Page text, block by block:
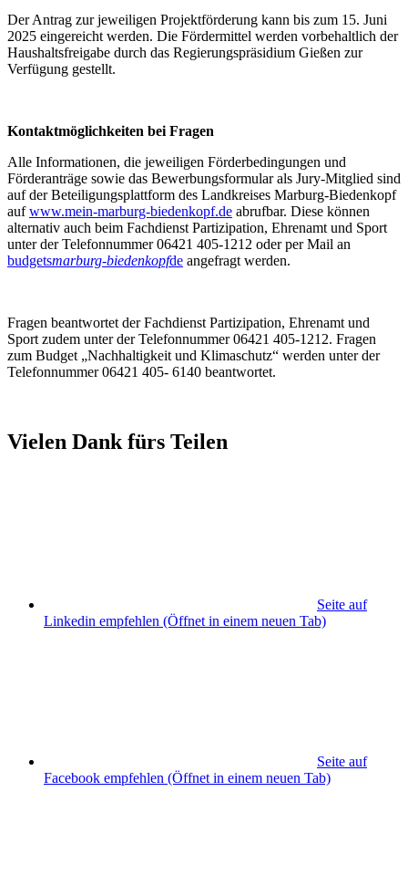
Der Antrag zur jeweiligen Projektförderung kann bis zum 15. Juni
2025 eingereicht werden. Die Fördermittel werden vorbehaltlich der
Haushaltsfreigabe durch das Regierungspräsidium Gießen zur
Verfügung gestellt.
Kontaktmöglichkeiten bei Fragen
Alle Informationen, die jeweiligen Förderbedingungen und
Förderanträge sowie das Bewerbungsformular als Jury-Mitglied sind
auf der Beteiligungsplattform des Landkreises Marburg-Biedenkopf
aufwww.mein-marburg-biedenkopf.de abrufbar. Diese können
alternativ auch beim Fachdienst Partizipation, Ehrenamt und Sport
unter der Telefonnummer 06421 405-1212 oder per Mail an
budgetsmarburg-biedenkopfde angefragt werden.
Fragen beantwortet der Fachdienst Partizipation, Ehrenamt und
Sport zudem unter der Telefonnummer 06421 405-1212. Fragen
zum Budget „Nachhaltigkeit und Klimaschutz“ werden unter der
Telefonnummer 06421 405- 6140 beantwortet.
Vielen Dank fürs Teilen
Seite auf
Linkedin empfehlen (Öffnet in einem neuen Tab)
Seite auf
Facebook empfehlen (Öffnet in einem neuen Tab)